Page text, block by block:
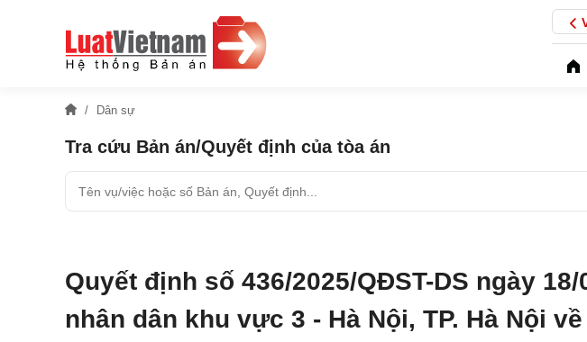
Dân sự
Tra cứu Bản án/Quyết định của tòa án
Quyết định số 436/2025/QĐST-DS ngày
nhân dân khu vực 3 - Hà Nội, TP. Hà Nội